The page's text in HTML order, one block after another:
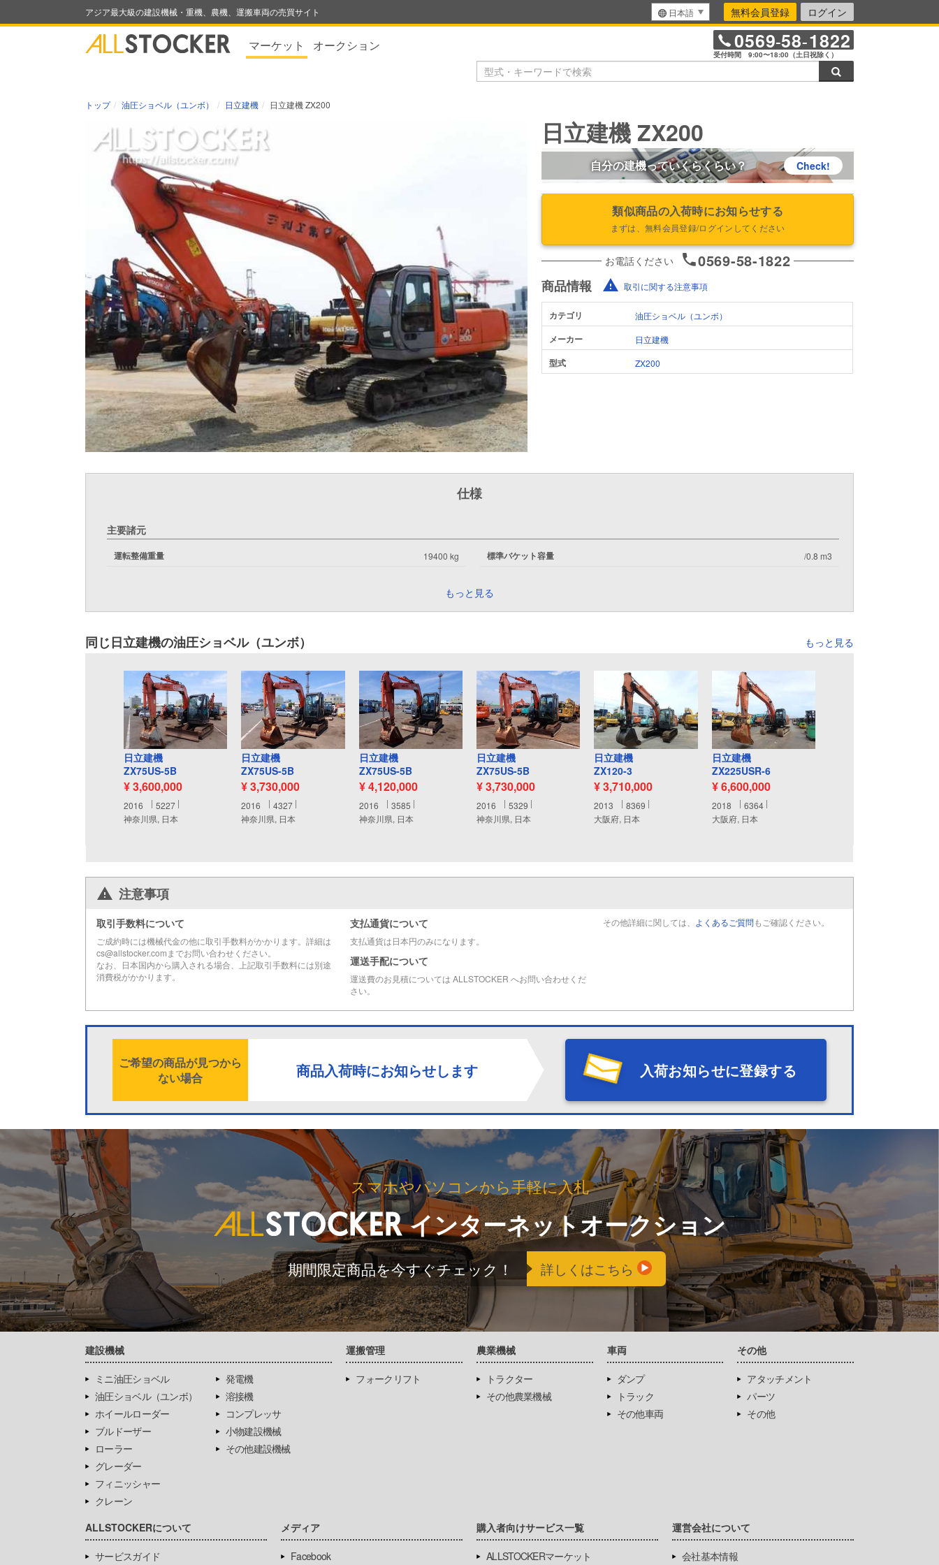
アジア最大級の建設機械・重機、農機、運搬車両の売買サイト 日本語 無料会員登録 ログイン
マーケット オークション 0569-58-1822
受付時間 9:00〜18:00（土日祝除く）
トップ 油圧ショベル（ユンボ） 日立建機 日立建機 ZX200
日立建機 ZX200
自分の建機っていくらくらい？ Check!
類似商品の入荷時にお知らせする
まずは、無料会員登録/ログインしてください
お電話ください 0569-58-1822
商品情報 取引に関する注意事項
カテゴリ 油圧ショベル（ユンボ）
メーカー 日立建機
型式 ZX200
仕様
主要諸元
運転整備重量 19400 kg 標準バケット容量 /0.8 m3
もっと見る
同じ日立建機の油圧ショベル（ユンボ） もっと見る
日立建機
ZX75US-5B
¥ 3,600,000
2016
5227
神奈川県, 日本
日立建機
ZX75US-5B
¥ 3,730,000
2016
4327
神奈川県, 日本
日立建機
ZX75US-5B
¥ 4,120,000
2016
3585
神奈川県, 日本
日立建機
ZX75US-5B
¥ 3,730,000
2016
5329
神奈川県, 日本
日立建機
ZX120-3
¥ 3,710,000
2013
8369
大阪府, 日本
日立建機
ZX225USR-6
¥ 6,600,000
2018
6364
大阪府, 日本
注意事項
取引手数料について
ご成約時には機械代金の他に取引手数料がかかります。詳細は
cs@allstocker.comまでお問い合わせください。
なお、日本国内から購入される場合、上記取引手数料には別途
消費税がかかります。
支払通貨について
支払通貨は日本円のみになります。
運送手配について
運送費のお見積については ALLSTOCKER へお問い合わせくだ
さい。
その他詳細に関しては、 よくあるご質問もご確認ください。
ご希望の商品が見つから
ない場合
商品入荷時にお知らせします 入荷お知らせに登録する
スマホやパソコンから手軽に入札
インターネットオークション
期間限定商品を今すぐチェック！ 詳しくはこちら
建設機械
ミニ油圧ショベル
油圧ショベル（ユンボ）
ホイールローダー
ブルドーザー
ローラー
グレーダー
フィニッシャー
クレーン
発電機
溶接機
コンプレッサ
小物建設機械
その他建設機械
運搬管理
フォークリフト
農業機械
トラクター
その他農業機械
車両
ダンプ
トラック
その他車両
その他
アタッチメント
パーツ
その他
ALLSTOCKERについて
サービスガイド
メディア
Facebook
購入者向けサービス一覧
ALLSTOCKERマーケット
運営会社について
会社基本情報